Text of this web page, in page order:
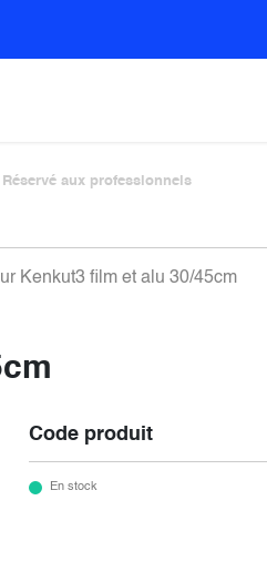
Réservé aux professionnels
Kenkut3 film et alu 30/45cm
Code produit
En stock